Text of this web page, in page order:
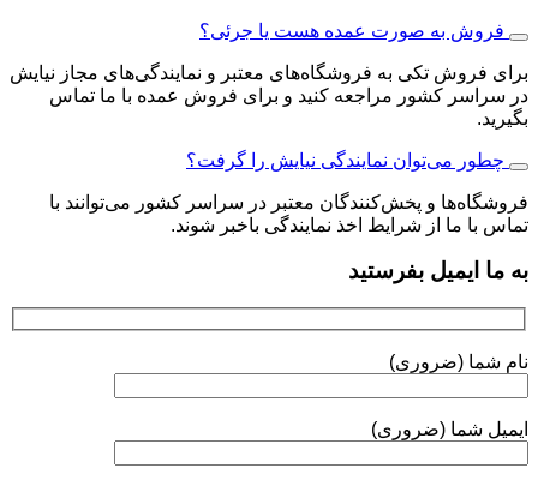
فروش به صورت عمده هست یا جرئی؟
برای فروش تکی به فروشگاه‌های معتبر و نمایندگی‌های مجاز نیایش
در سراسر کشور مراجعه کنید و برای فروش عمده با ما تماس
بگیرید.
چطور می‌توان نمایندگی نیایش را گرفت؟
فروشگاه‌ها و پخش‌کنندگان معتبر در سراسر کشور می‌توانند با
تماس با ما از شرایط اخذ نمایندگی باخبر شوند.
به ما ایمیل بفرستید
نام شما (ضروری)
ایمیل شما (ضروری)